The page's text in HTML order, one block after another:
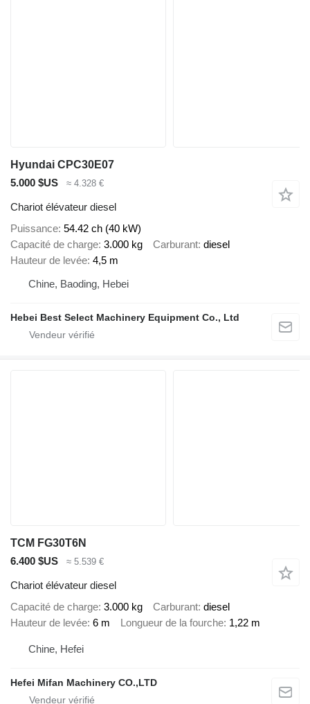
Hyundai CPC30E07
5.000 $US
≈ 4.328 €
Chariot élévateur diesel
Puissance 54.42 ch (40 kW)
Capacité de charge 3.000 kg Carburant diesel
Hauteur de levée 4,5 m
Chine, Baoding, Hebei
Hebei Best Select Machinery Equipment Co., Ltd
TCM FG30T6N
6.400 $US
≈ 5.539 €
Chariot élévateur diesel
Capacité de charge 3.000 kg Carburant diesel
Hauteur de levée 6 m Longueur de la fourche 1,22 m
Chine, Hefei
Hefei Mifan Machinery CO.,LTD